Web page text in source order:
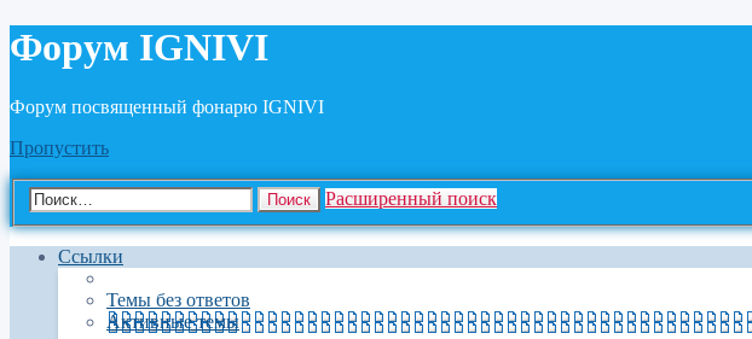
Форум IGNIVI
Форум посвященный фонарю IGNIVI
Пропустить
Поиск Расширенный поиск
Ссылки
Темы без ответов
Активные темы